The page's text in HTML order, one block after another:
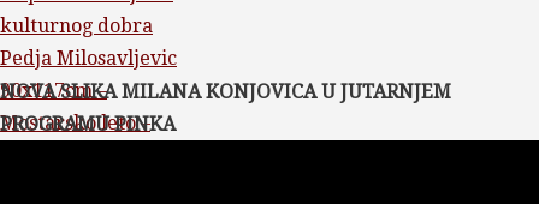
Pedja Milosavljevic
90x117cm –
Mostarsko leto –
NOVA SLIKA MILANA KONJOVICA U JUTARNJEM
PROGRAMU PINKA